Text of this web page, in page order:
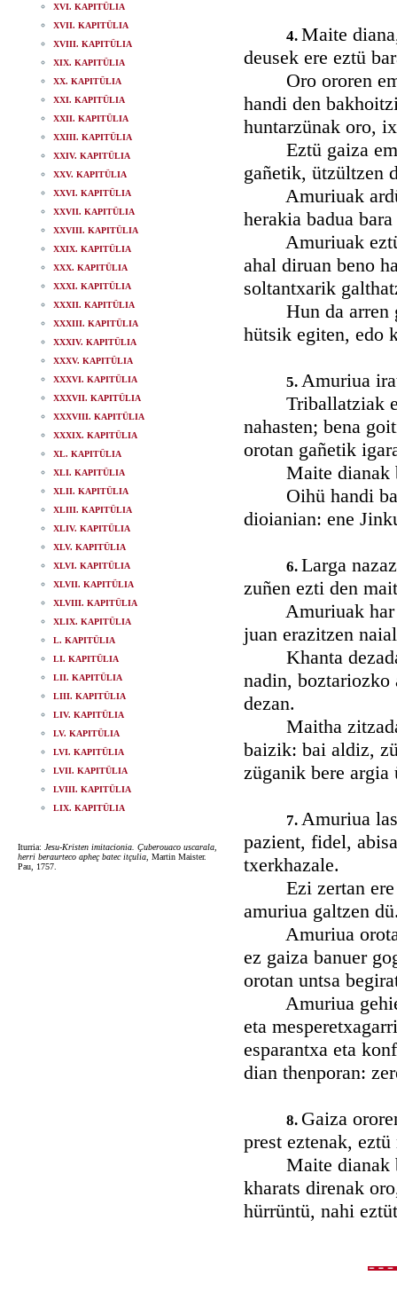
XVI. KAPITÜLIA
XVII. KAPITÜLIA
XVIII. KAPITÜLIA
XIX. KAPITÜLIA
XX. KAPITÜLIA
XXI. KAPITÜLIA
XXII. KAPITÜLIA
XXIII. KAPITÜLIA
XXIV. KAPITÜLIA
XXV. KAPITÜLIA
XXVI. KAPITÜLIA
XXVII. KAPITÜLIA
XXVIII. KAPITÜLIA
XXIX. KAPITÜLIA
XXX. KAPITÜLIA
XXXI. KAPITÜLIA
XXXII. KAPITÜLIA
XXXIII. KAPITÜLIA
XXXIV. KAPITÜLIA
XXXV. KAPITÜLIA
XXXVI. KAPITÜLIA
XXXVII. KAPITÜLIA
XXXVIII. KAPITÜLIA
XXXIX. KAPITÜLIA
XL. KAPITÜLIA
XLI. KAPITÜLIA
XLII. KAPITÜLIA
XLIII. KAPITÜLIA
XLIV. KAPITÜLIA
XLV. KAPITÜLIA
XLVI. KAPITÜLIA
XLVII. KAPITÜLIA
XLVIII. KAPITÜLIA
XLIX. KAPITÜLIA
L. KAPITÜLIA
LI. KAPITÜLIA
LII. KAPITÜLIA
LIII. KAPITÜLIA
LIV. KAPITÜLIA
LV. KAPITÜLIA
LVI. KAPITÜLIA
LVII. KAPITÜLIA
LVIII. KAPITÜLIA
LIX. KAPITÜLIA
Iturria: Jesu-Kristen imitacionia. Çuberouaco uscarala,
herri beraurteco apheç batec itçulia , Martin Maister.
Pau, 1757.
4. Maite
deusek ere eztü
Oro ororen
handi den
huntarzünak oro,
Eztü gaiza
gañetik, ützültzen
Amuriuak
herakia badua
Amuriuak eztü
ahal diruan beno
soltantxarik
Hun da arren
hütsik egiten, edo
5. Amuriua
Triballatziak
nahasten; bena
orotan gañetik
Maite dianak
Oihü handi bat
dioianian: ene
6. Larga
zuñen ezti den
Amuriuak har
juan erazitzen
Khanta
nadin, boztariozko
dezan.
Maitha zitzadan
baizik: bai aldiz,
züganik bere argia
7. Amuriua
pazient, fidel,
txerkhazale.
Ezi zertan ere
amuriua galtzen
Amuriua
ez gaiza banuer
orotan untsa
Amuriua
eta
esparantxa eta
dian thenporan:
8. Gaiza
prest eztenak,
Maite dianak
kharats direnak
hürrüntü, nahi